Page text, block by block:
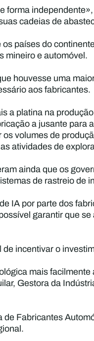
forma
cadeias de
países do
mineiro e automóvel.
houvesse uma
aos fabricantes.
a platina na
a jusante
volumes de
atividades de
ainda que os
de rastreio de
IA por parte dos
garantir que
incentivar o
mais
Gestora da
Fabricantes